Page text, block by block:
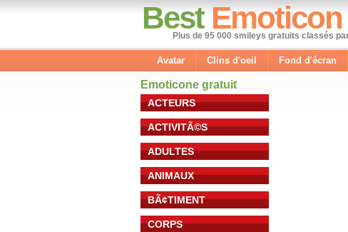
Best Emoticon
Plus de 95 000 smileys gratuits classés
Avatar Clins d'oeil Fond d'écran
Emoticone gratuit
ACTEURS
ACTIVITÃ©S
ADULTES
ANIMAUX
BÃ¢TIMENT
CORPS